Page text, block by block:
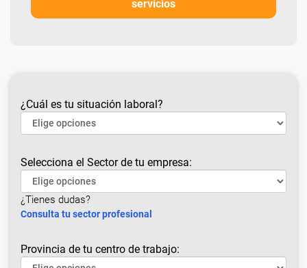
servicios
¿Cuál es tu situación laboral?
Selecciona el Sector de tu empresa:
¿Tienes dudas?
Consulta tu sector profesional
Provincia de tu centro de trabajo: